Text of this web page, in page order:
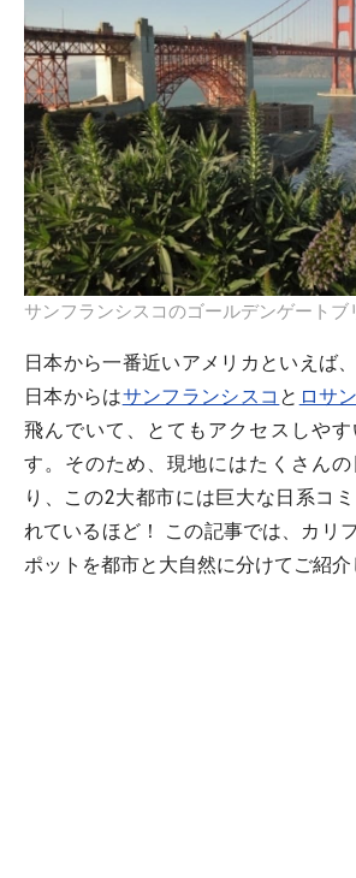
サンフランシスコのゴールデンゲートブ
日本から一番近いアメリカといえば
日本からはサンフランシスコ と ロサ
飛んでいて、とてもアクセスしやす
す。そのため、現地にはたくさん
り、この2大都市には巨大な日系コ
れているほど！ この記事では、カリ
ポットを都市と大自然に分けてご紹介